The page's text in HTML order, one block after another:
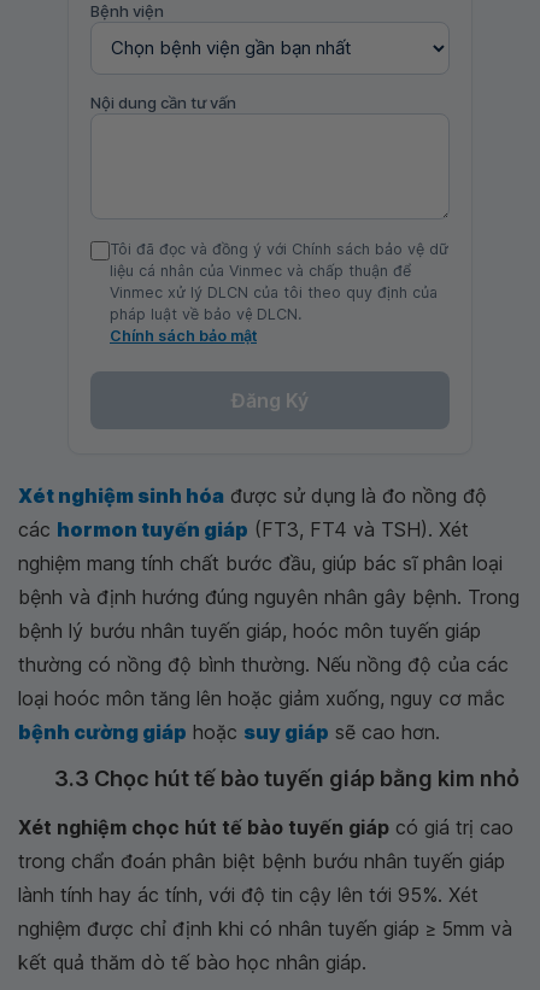
Bệnh viện
Nội dung cần tư vấn
Tôi đã đọc và đồng ý với Chính sách bảo vệ dữ
liệu cá nhân của Vinmec và chấp thuận để
Vinmec xử lý DLCN của tôi theo quy định của
pháp luật về bảo vệ DLCN.
Chính sách bảo mật
Đăng Ký
Xét nghiệm sinh hóa được sử dụng là đo nồng độ
các hormon tuyến giáp (FT3, FT4 và TSH). Xét
nghiệm mang tính chất bước đầu, giúp bác sĩ phân loại
bệnh và định hướng đúng nguyên nhân gây bệnh. Trong
bệnh lý bướu nhân tuyến giáp, hoóc môn tuyến giáp
thường có nồng độ bình thường. Nếu nồng độ của các
loại hoóc môn tăng lên hoặc giảm xuống, nguy cơ mắc
bệnh cường giáp hoặc suy giáp sẽ cao hơn.
3.3 Chọc hút tế bào tuyến giáp bằng kim nhỏ
Xét nghiệm chọc hút tế bào tuyến giáp có giá trị cao
trong chẩn đoán phân biệt bệnh bướu nhân tuyến giáp
lành tính hay ác tính, với độ tin cậy lên tới 95%. Xét
nghiệm được chỉ định khi có nhân tuyến giáp ≥ 5mm và
kết quả thăm dò tế bào học nhân giáp.